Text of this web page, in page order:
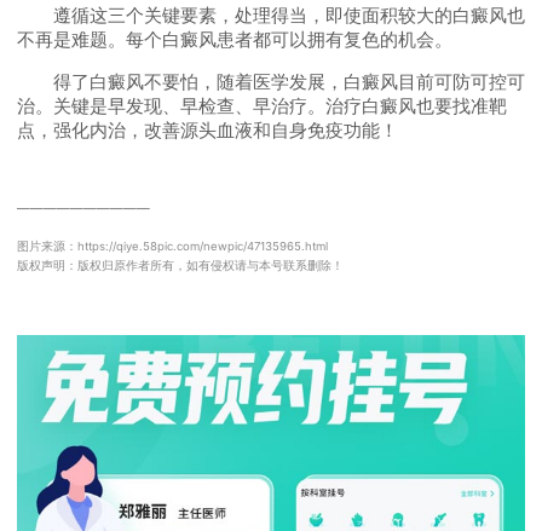
遵循这三个关键要素，处理得当，即使面积较大的白癜风也
不再是难题。每个白癜风患者都可以拥有复色的机会。
得了白癜风不要怕，随着医学发展，白癜风目前可防可控可
治。关键是早发现、早检查、早治疗。治疗白癜风也要找准靶
点，强化内治，改善源头血液和自身免疫功能！
──────────
图片来源：https://qiye.58pic.com/newpic/47135965.html
版权声明：版权归原作者所有，如有侵权请与本号联系删除！